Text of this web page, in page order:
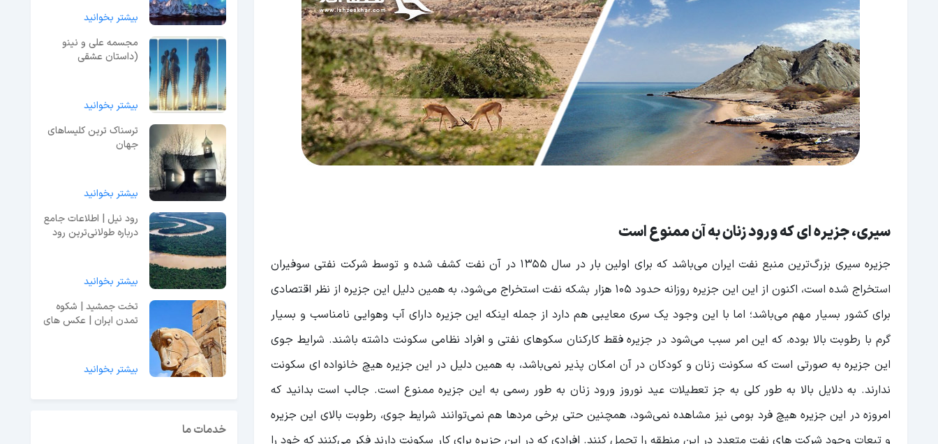
سیری، جزیره ای که ورود زنان به آن ممنوع است
جزیره سیری بزرگ‌ترین منبع نفت ایران می‌باشد که برای اولین بار در سال ۱۳۵۵ در آن نفت کشف شده و توسط شرکت نفتی سوفیران
استخراج شده است، اکنون از این این جزیره روزانه حدود ۱۰۵ هزار بشکه نفت استخراج می‌شود، به همین دلیل این جزیره از نظر اقتصادی
برای کشور بسیار مهم می‌باشد؛ اما با این وجود یک سری معایبی هم دارد از جمله اینکه این جزیره دارای آب وهوایی نامناسب و بسیار
گرم با رطوبت بالا بوده، که این امر سبب می‌شود در جزیره فقط کارکنان سکوهای نفتی و افراد نظامی سکونت داشته باشند. شرایط جوی
این جزیره به صورتی است که سکونت زنان و کودکان در آن امکان پذیر نمی‌باشد، به همین دلیل در این جزیره هیچ خانواده ای سکونت
ندارند. به دلایل بالا به طور کلی به جز تعطیلات عید نوروز ورود زنان به طور رسمی به این جزیره ممنوع است. جالب است بدانید که
امروزه در این جزیره هیچ فرد بومی نیز مشاهده نمی‌شود، همچنین حتی برخی مردها هم نمی‌توانند شرایط جوی، رطوبت بالای این جزیره
و تبعات وجود شرکت های نفت متعدد در این منطقه را تحمل کنند. افرادی که در این جزیره برای کار سکونت دارند فکر می‌کنند که خود را
بیشتر بخوانید
مجسمه علی و نینو
(داستان عشقی
بیشتر بخوانید
ترسناک ترین کلیساهای
جهان
بیشتر بخوانید
رود نیل | اطلاعات جامع
درباره طولانی‌ترین رود
بیشتر بخوانید
تخت جمشید | شکوه
تمدن ایران | عکس های
بیشتر بخوانید
خدمات ما